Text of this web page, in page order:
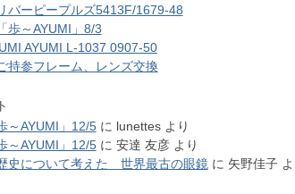
バーピープルズ5413F/1679-48
歩～AYUMI」8/3
AYUMI L-1037 0907-50
持参フレーム、レンズ交換
～AYUMI」12/5に lunettesより
～AYUMI」12/5に 安達 友彦より
史について考えた 世界最古の眼鏡に 矢野佳子よ